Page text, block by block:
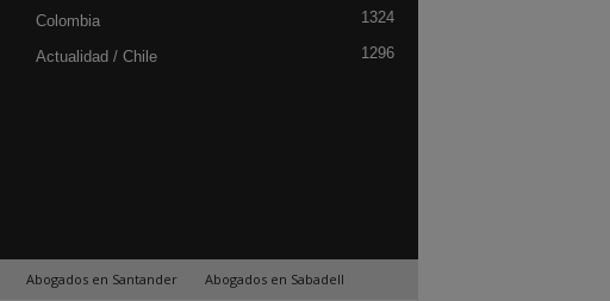
Colombia 1324
Actualidad / Chile 1296
Abogados en Santander Abogados en Sabadell